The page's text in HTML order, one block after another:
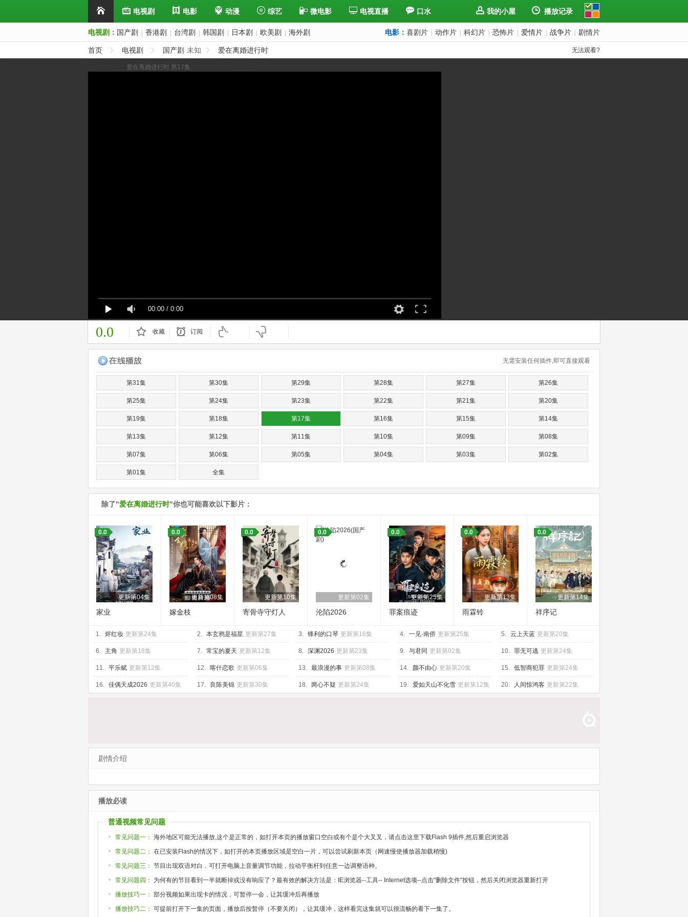
电视剧 电影 动漫 综艺 微电影 电视直播 口水 我的小屋 播放记录
电视剧： 国产剧 香港剧 台湾剧 韩国剧 日本剧 欧美剧 海外剧 电影： 喜剧片 动作片 科幻片 恐怖片 爱情片 战争片 剧情片
无法观看?
首页 电视剧 国产剧 未知 爱在离婚进行时
爱在离婚进行时 第17集
00:00 / 0:00
0.0 收藏 订阅
无需安装任何插件,即可直接观看
第31集 第30集 第29集 第28集 第27集 第26集
第25集 第24集 第23集 第22集 第21集 第20集
第19集 第18集 第17集 第16集 第15集 第14集
第13集 第12集 第11集 第10集 第09集 第08集
第07集 第06集 第05集 第04集 第03集 第02集
第01集 全集
除了"爱在离婚进行时"你也可能喜欢以下影片：
更新第04集
0.0
家业
更新第08集
0.0
嫁金枝
更新第10集
0.0
寄骨寺守灯人
更新第02集
0.0
沦陷2026
更新第25集
0.0
罪案痕迹
更新第13集
0.0
雨霖铃
更新第14集
0.0
祥序记
1. 烬红妆 更新第24集 2. 本玄鸦是福星 更新第27集 3. 锋利的口琴 更新第16集 4. 一见·南侨 更新第25集 5. 云上天蓝 更新第20集
6. 主角 更新第18集 7. 常宝的夏天 更新第12集 8. 深渊2026 更新第23集 9. 与君同 更新第02集 10. 罪无可逃 更新第24集
11. 平乐赋 更新第12集 12. 喀什恋歌 更新第06集 13. 最浪漫的事 更新第08集 14. 颜不由心 更新第20集 15. 低智商犯罪 更新第24集
16. 佳偶天成2026 更新第40集 17. 良陈美锦 更新第30集 18. 两心不疑 更新第24集 19. 爱如天山不化雪 更新第12集 20. 人间惊鸿客 更新第22集
剧情介绍
播放必读
普通视频常见问题
常见问题一： 海外地区可能无法播放,这个是正常的，如打开本页的播放窗口空白或有个是个大叉叉，请点击这里下载Flash 9插件,然后重启浏览器
常见问题二： 在已安装Flash的情况下，如打开的本页播放区域是空白一片，可以尝试刷新本页（网速慢使播放器加载稍慢)
常见问题三： 节目出现双语对白，可打开电脑上音量调节功能，拉动平衡杆到任意一边调整语种。
常见问题四：
为何有的节目看到一半就断掉或没有响应了？最有效的解决方法是：IE浏览器--工具-- Internet选项--点击"删除文件"按钮，然后关闭浏览器重新打开
播放技巧一： 部分视频如果出现卡的情况，可暂停一会，让其缓冲后再播放
播放技巧二： 可提前打开下一集的页面，播放后按暂停（不要关闭），让其缓冲，这样看完这集就可以很流畅的看下一集了。